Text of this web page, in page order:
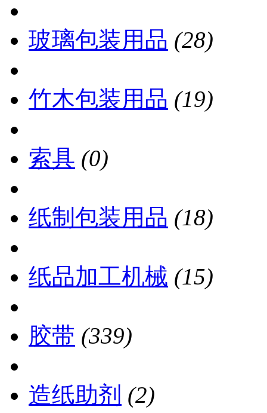
玻璃包装用品 (28)
竹木包装用品 (19)
索具 (0)
纸制包装用品 (18)
纸品加工机械 (15)
胶带 (339)
造纸助剂 (2)